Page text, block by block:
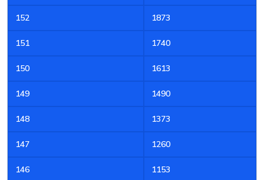
152 1873
151 1740
150 1613
149 1490
148 1373
147 1260
146 1153